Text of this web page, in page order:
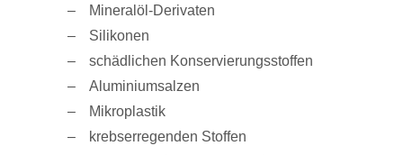
Mineralöl-Derivaten
Silikonen
schädlichen Konservierungsstoffen
Aluminiumsalzen
Mikroplastik
krebserregenden Stoffen